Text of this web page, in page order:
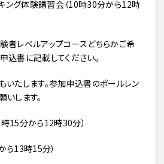
キング体験講習会（10時30分から12時
者レベルアップコースどちらかご希
書に記載してください。
いたします。参加申込書のポールレン
します。
時15分から12時30分）
ら13時15分）